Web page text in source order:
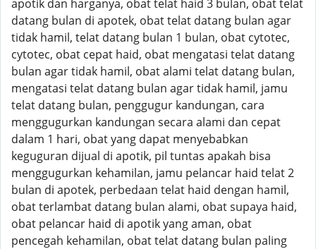
apotik dan harganya, obat telat haid 3 bulan, obat telat
datang bulan di apotek, obat telat datang bulan agar
tidak hamil, telat datang bulan 1 bulan, obat cytotec,
cytotec, obat cepat haid, obat mengatasi telat datang
bulan agar tidak hamil, obat alami telat datang bulan,
mengatasi telat datang bulan agar tidak hamil, jamu
telat datang bulan, penggugur kandungan, cara
menggugurkan kandungan secara alami dan cepat
dalam 1 hari, obat yang dapat menyebabkan
keguguran dijual di apotik, pil tuntas apakah bisa
menggugurkan kehamilan, jamu pelancar haid telat 2
bulan di apotek, perbedaan telat haid dengan hamil,
obat terlambat datang bulan alami, obat supaya haid,
obat pelancar haid di apotik yang aman, obat
pencegah kehamilan, obat telat datang bulan paling